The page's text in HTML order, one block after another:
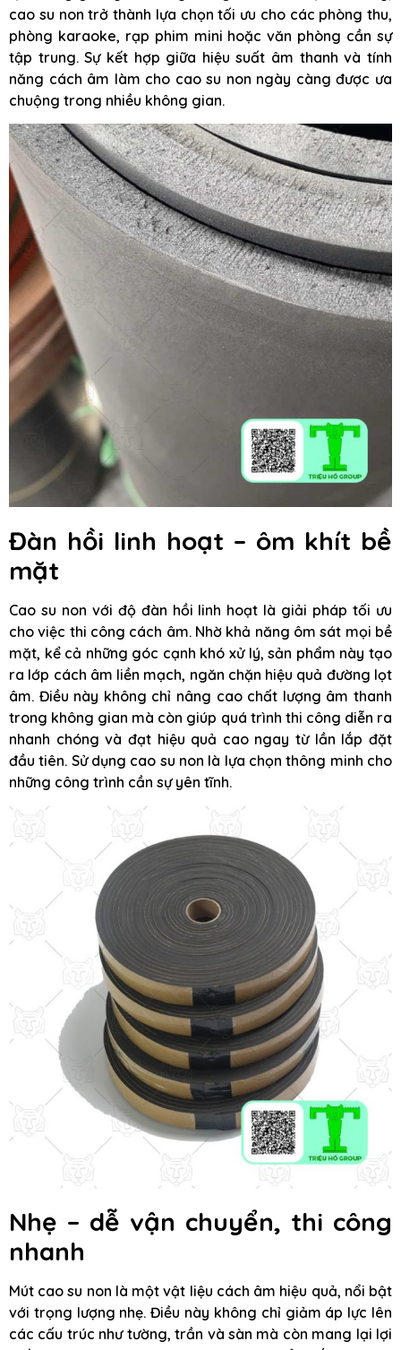
cao su non trở thành lựa chọn tối ưu cho các phòng thu,
phòng karaoke, rạp phim mini hoặc văn phòng cần sự
tập trung. Sự kết hợp giữa hiệu suất âm thanh và tính
năng cách âm làm cho cao su non ngày càng được ưa
chuộng trong nhiều không gian.
Đàn hồi linh hoạt – ôm khít bề
mặt
Cao su non với độ đàn hồi linh hoạt là giải pháp tối ưu
cho việc thi công cách âm. Nhờ khả năng ôm sát mọi bề
mặt, kể cả những góc cạnh khó xử lý, sản phẩm này tạo
ra lớp cách âm liền mạch, ngăn chặn hiệu quả đường lọt
âm. Điều này không chỉ nâng cao chất lượng âm thanh
trong không gian mà còn giúp quá trình thi công diễn ra
nhanh chóng và đạt hiệu quả cao ngay từ lần lắp đặt
đầu tiên. Sử dụng cao su non là lựa chọn thông minh cho
những công trình cần sự yên tĩnh.
Nhẹ – dễ vận chuyển, thi công
nhanh
Mút cao su non là một vật liệu cách âm hiệu quả, nổi bật
với trọng lượng nhẹ. Điều này không chỉ giảm áp lực lên
các cấu trúc như tường, trần và sàn mà còn mang lại lợi